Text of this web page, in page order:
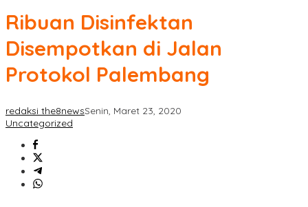
Ribuan Disinfektan
Disempotkan di Jalan
Protokol Palembang
redaksi the8newsSenin, Maret 23, 2020
Uncategorized